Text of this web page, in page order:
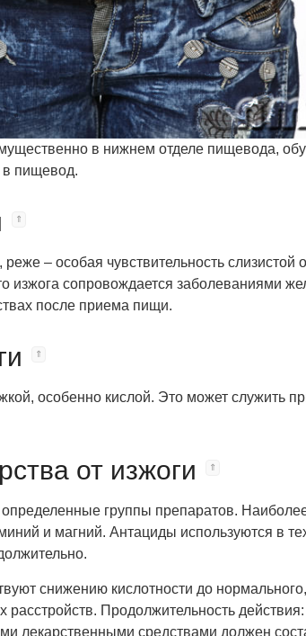
в нижнем отделе пищевода,
в пищевод.
– особая чувствительность слизистой
изжога сопровождается заболеваниями
после приема пищи.
особенно кислой. Это может служить
от изжоги
группы препаратов.
и магний. Антациды используются в
снижению кислотности до
Продолжительность
лекарственными средствами должен